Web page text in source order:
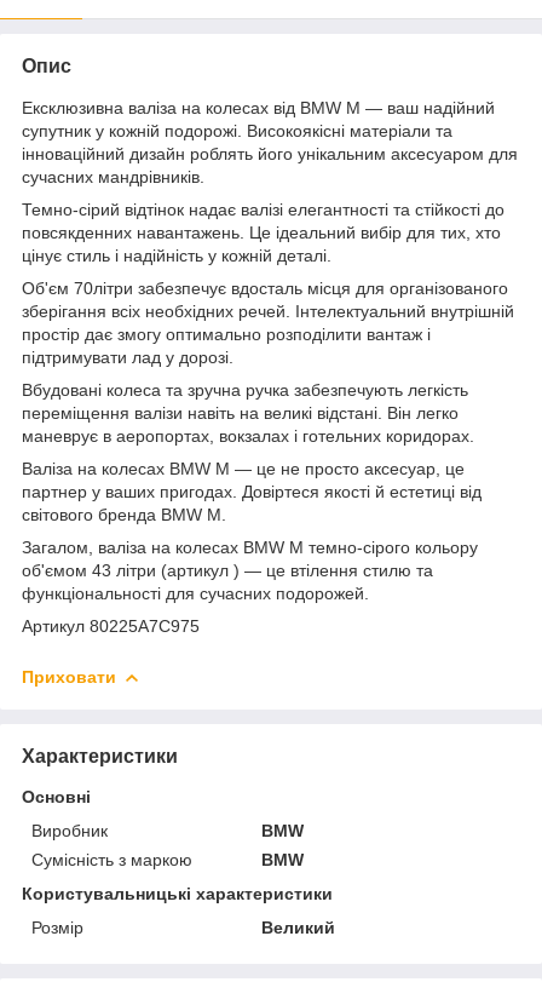
Опис
Ексклюзивна валіза на колесах від BMW M — ваш надійний
супутник у кожній подорожі. Високоякісні матеріали та
інноваційний дизайн роблять його унікальним аксесуаром для
сучасних мандрівників.
Темно-сірий відтінок надає валізі елегантності та стійкості до
повсякденних навантажень. Це ідеальний вибір для тих, хто
цінує стиль і надійність у кожній деталі.
Об'єм 70літри забезпечує вдосталь місця для організованого
зберігання всіх необхідних речей. Інтелектуальний внутрішній
простір дає змогу оптимально розподілити вантаж і
підтримувати лад у дорозі.
Вбудовані колеса та зручна ручка забезпечують легкість
переміщення валізи навіть на великі відстані. Він легко
маневрує в аеропортах, вокзалах і готельних коридорах.
Валіза на колесах BMW M — це не просто аксесуар, це
партнер у ваших пригодах. Довіртеся якості й естетиці від
світового бренда BMW M.
Загалом, валіза на колесах BMW M темно-сірого кольору
об'ємом 43 літри (артикул ) — це втілення стилю та
функціональності для сучасних подорожей.
Артикул 80225A7C975
Приховати
Характеристики
Основні
Виробник
BMW
Сумісність з маркою
BMW
Користувальницькі характеристики
Розмір
Великий